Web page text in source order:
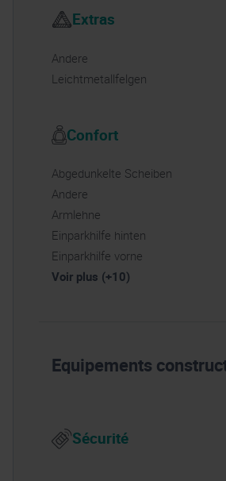
Extras
Andere
Leichtmetallfelgen
Confort
Abgedunkelte Scheiben
Andere
Armlehne
Einparkhilfe hinten
Einparkhilfe vorne
Voir plus (+10)
Equipements
Sécurité